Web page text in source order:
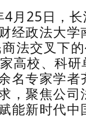
4月25日，
经政法大
法交叉下的
高校、科
名专家学
，聚焦公
能新时代